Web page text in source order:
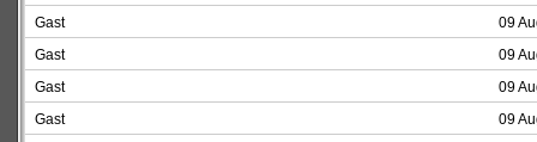
Gast
09
Gast
09
Gast
09
Gast
09